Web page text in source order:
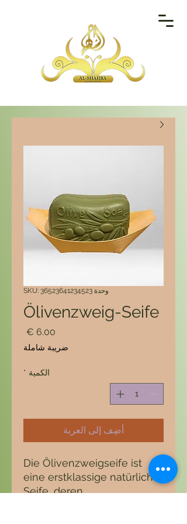
وحدة SKU: 36523641234523
Ölivenzweig-Seife
السعر
ضريبة شاملة
الكمية *
أضِف إلى العربة
Die Ölivenzweigseife ist
eine erstklassige natürliche
Seife, deren